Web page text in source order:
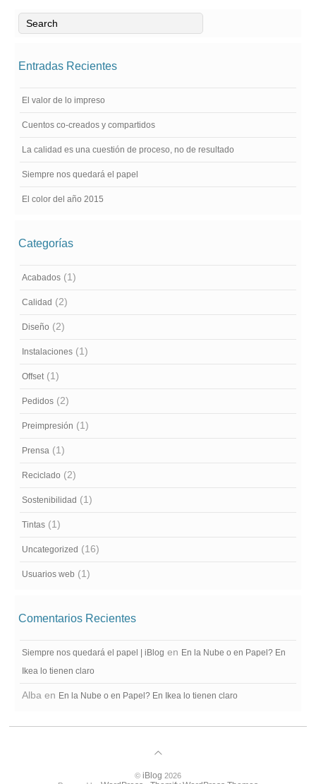
Entradas Recientes
El valor de lo impreso
Cuentos co-creados y compartidos
La calidad es una cuestión de proceso, no de resultado
Siempre nos quedará el papel
El color del año 2015
Categorías
Acabados (1)
Calidad (2)
Diseño (2)
Instalaciones (1)
Offset(1)
Pedidos (2)
Preimpresión (1)
Prensa (1)
Reciclado (2)
Sostenibilidad (1)
Tintas (1)
Uncategorized (16)
Usuarios web (1)
Comentarios Recientes
Siempre nos quedará el papel | iBlog en En la Nube o en Papel? En
Ikea lo tienen claro
Alba en En la Nube o en Papel? En Ikea lo tienen claro
© iBlog 2026